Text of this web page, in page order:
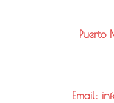
Email: